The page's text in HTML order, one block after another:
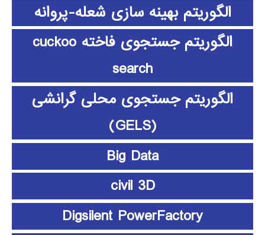
الگوریتم بهینه سازی شعله-پروانه
الگوریتم جستجوی فاخته cuckoo
search
الگوریتم جستجوی محلی گرانشی
(GELS)
Big Data
civil 3D
Digsilent PowerFactory